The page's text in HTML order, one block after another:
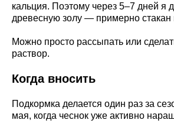
кальция. Поэтому через 5–7 дней я
древесную золу — примерно стакан
Можно просто рассыпать или
раствор.
Когда вносить
Подкормка делается один раз за
мая, когда чеснок уже активно